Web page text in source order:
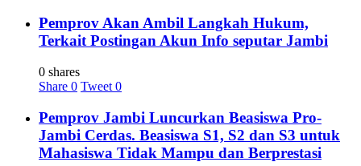
Pemprov Akan Ambil Langkah Hukum,
Terkait Postingan Akun Info seputar Jambi
0 shares
Share 0 Tweet 0
Pemprov Jambi Luncurkan Beasiswa Pro-
Jambi Cerdas. Beasiswa S1, S2 dan S3 untuk
Mahasiswa Tidak Mampu dan Berprestasi